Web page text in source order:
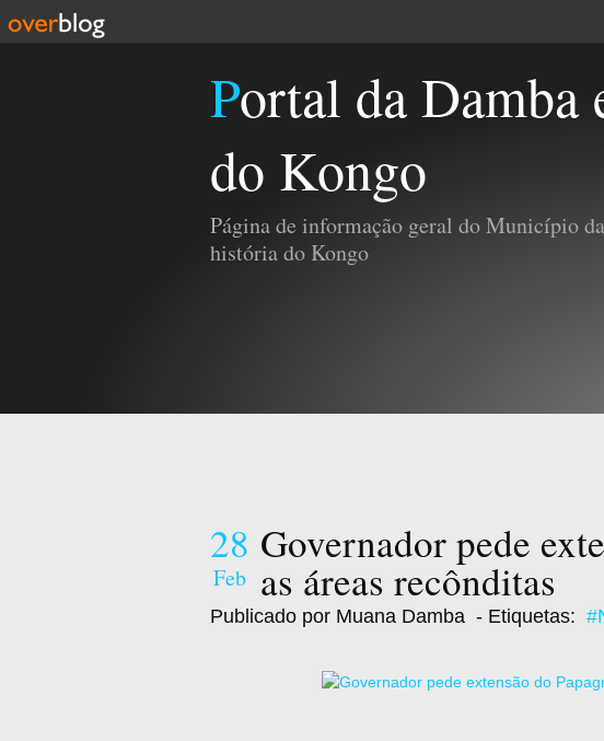
Portal da Damba e da História
do Kongo
Página de informação geral do Município
história do Kongo
28
Feb
Governador pede
as áreas recônditas
Publicado por Muana Damba - Etiquetas: